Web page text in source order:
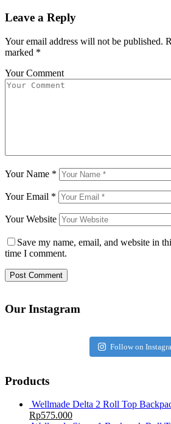
Leave a Reply
Your email address will not be published.
marked *
Your Comment
Your Name *
Your Email *
Your Website
Save my name, email, and website in
time I comment.
Our Instagram
Follow on
Products
Wellmade Delta 2 Roll Top
Rp575.000